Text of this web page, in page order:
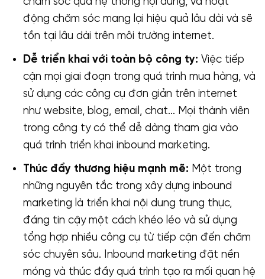
động chăm sóc mang lại hiệu quả lâu dài và sẽ
tồn tại lâu dài trên môi trường internet.
Dễ triển khai với toàn bộ công ty: Việc tiếp
cận mọi giai đoạn trong quá trình mua hàng, và
sử dụng các công cụ đơn giản trên internet
như website, blog, email, chat… Mọi thành viên
trong công ty có thể dễ dàng tham gia vào
quá trình triển khai inbound marketing.
Thúc đẩy thương hiệu mạnh mẽ: Một trong
những nguyên tắc trong xây dựng inbound
marketing là triển khai nội dung trung thực,
đáng tin cậy một cách khéo léo và sử dụng
tổng hợp nhiều công cụ từ tiếp cận đến chăm
sóc chuyên sâu. Inbound marketing đặt nền
móng và thúc đầy quá trình tạo ra mối quan hệ